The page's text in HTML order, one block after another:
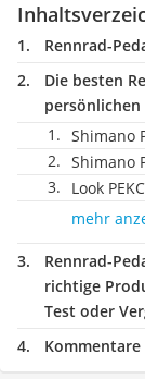
Rennrad-
Die besten
persönlichen
Shimano
Shimano
Look
mehr
Rennrad-
richtige
Test oder
Kommentare